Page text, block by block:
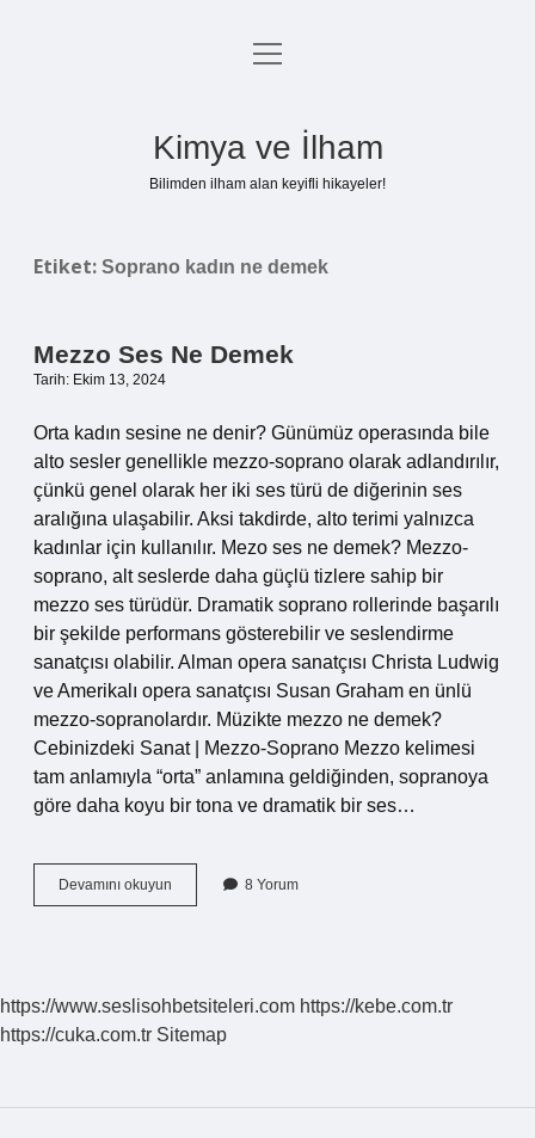
Anasayfa
menüyü
Kimya ve İlham
Bilimden ilham alan keyifli hikayeler!
Etiket: Soprano kadın ne demek
Mezzo Ses Ne Demek
Tarih: Ekim 13, 2024
Orta kadın sesine ne denir? Günümüz operasında bile
alto sesler genellikle mezzo-soprano olarak adlandırılır,
çünkü genel olarak her iki ses türü de diğerinin ses
aralığına ulaşabilir. Aksi takdirde, alto terimi yalnızca
kadınlar için kullanılır. Mezo ses ne demek? Mezzo-
soprano, alt seslerde daha güçlü tizlere sahip bir
mezzo ses türüdür. Dramatik soprano rollerinde başarılı
bir şekilde performans gösterebilir ve seslendirme
sanatçısı olabilir. Alman opera sanatçısı Christa Ludwig
ve Amerikalı opera sanatçısı Susan Graham en ünlü
mezzo-sopranolardır. Müzikte mezzo ne demek?
Cebinizdeki Sanat | Mezzo-Soprano Mezzo kelimesi
tam anlamıyla “orta” anlamına geldiğinden, sopranoya
göre daha koyu bir tona ve dramatik bir ses…
Devamını okuyun
Ses
8 Yorum
https://www.seslisohbetsiteleri.com https://kebe.com.tr
https://cuka.com.tr Sitemap